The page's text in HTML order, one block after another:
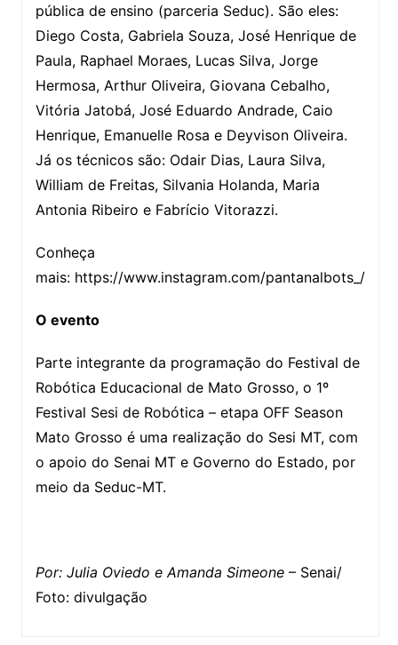
pública de ensino (parceria Seduc). São eles:
Diego Costa, Gabriela Souza, José Henrique de
Paula, Raphael Moraes, Lucas Silva, Jorge
Hermosa, Arthur Oliveira, Giovana Cebalho,
Vitória Jatobá, José Eduardo Andrade, Caio
Henrique, Emanuelle Rosa e Deyvison Oliveira.
Já os técnicos são: Odair Dias, Laura Silva,
William de Freitas, Silvania Holanda, Maria
Antonia Ribeiro e Fabrício Vitorazzi.
Conheça
mais: https://www.instagram.com/pantanalbots_/
O evento
Parte integrante da programação do Festival de
Robótica Educacional de Mato Grosso, o 1º
Festival Sesi de Robótica – etapa OFF Season
Mato Grosso é uma realização do Sesi MT, com
o apoio do Senai MT e Governo do Estado, por
meio da Seduc-MT.
Por: Julia Oviedo e Amanda Simeone– Senai/
Foto: divulgação